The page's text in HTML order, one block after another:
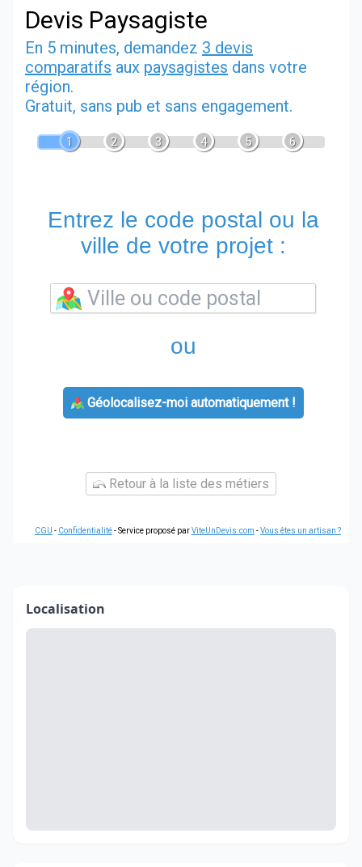
Devis Paysagiste
En 5 minutes, demandez 3 devis
comparatifs aux paysagistes dans votre
région.
Gratuit, sans pub et sans engagement.
1 2 3 4 5 6
Entrez le code postal ou la
ville de votre projet :
ou
Géolocalisez-moi automatiquement !
Retour à la liste des métiers
CGU - Confidentialité- Service proposé parViteUnDevis.com -Vous êtes un artisan ?
Localisation